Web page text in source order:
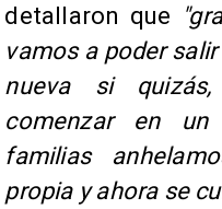
detallaron que
vamos a poder
nueva si
comenzar en un
familias
propia y ahora se